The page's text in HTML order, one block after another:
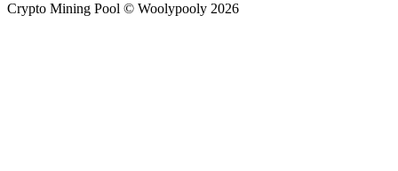
Crypto Mining Pool © Woolypooly 2026